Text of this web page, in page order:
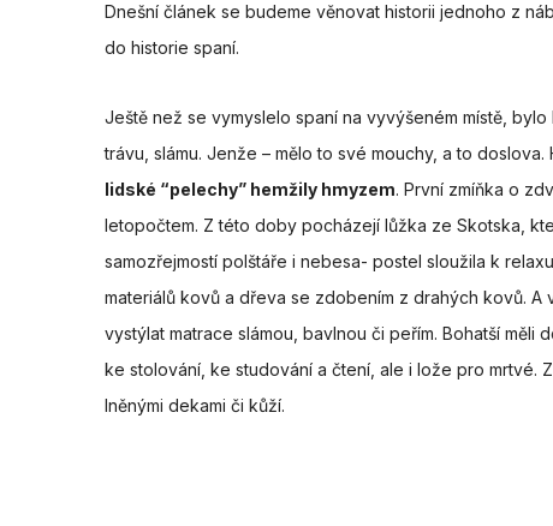
Dnešní článek se budeme věnovat historii jednoho z
do historie spaní.
Ještě než se vymyslelo spaní na vyvýšeném místě,
trávu, slámu. Jenže – mělo to své mouchy, a to
lidské “pelechy” hemžily hmyzem. První zmíňka o
letopočtem. Z této doby pocházejí lůžka ze Skotska,
samozřejmostí polštáře i nebesa- postel sloužila k
materiálů kovů a dřeva se zdobením z drahých kovů.
vystýlat matrace slámou, bavlnou či peřím. Bohatší
ke stolování, ke studování a čtení, ale i lože pro mrtvé.
lněnými dekami či kůží.